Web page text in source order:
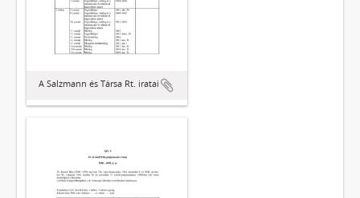
A Salzmann és Társa Rt. iratai